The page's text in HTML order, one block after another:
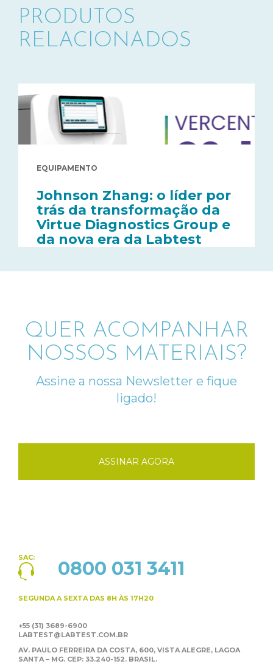
PRODUTOS
RELACIONADOS
EQUIPAMENTO
Johnson Zhang: o líder por
trás da transformação da
Virtue Diagnostics Group e
da nova era da Labtest
QUER ACOMPANHAR
NOSSOS MATERIAIS?
Assine a nossa Newsletter e fique
ligado!
ASSINAR AGORA
SAC: 0800 031 3411
SEGUNDA A SEXTA DAS 8H ÀS 17H20
+55 (31) 3689-6900
LABTEST@LABTEST.COM.BR
AV. PAULO FERREIRA DA COSTA, 600, VISTA ALEGRE, LAGOA
SANTA – MG. CEP: 33.240-152. BRASIL.